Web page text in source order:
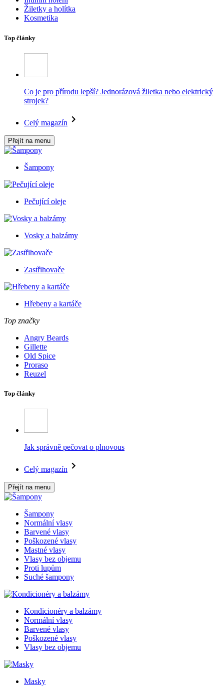
Žiletky a holítka
Kosmetika
Top články
Co je pro přírodu lepší? Jednorázová žiletka nebo elektrický
strojek?
Celý magazín
Přejít na menu
Šampony
Pečující oleje
Vosky a balzámy
Zastřihovače
Hřebeny a kartáče
Top značky
Angry Beards
Gillette
Old Spice
Proraso
Reuzel
Top články
Jak správně pečovat o plnovous
Celý magazín
Přejít na menu
Šampony
Normální vlasy
Barvené vlasy
Poškozené vlasy
Mastné vlasy
Vlasy bez objemu
Proti lupům
Suché šampony
Kondicionéry a balzámy
Normální vlasy
Barvené vlasy
Poškozené vlasy
Vlasy bez objemu
Masky